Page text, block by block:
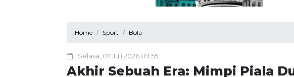
Home Sport Bola
Selasa, 07 Juli 2026 09:55
Akhir Sebuah Era: Mimpi Piala